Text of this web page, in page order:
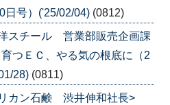
日号）('25/02/04) (0812)
スチール 営業部販売企画課
ＥＣ、やる気の根底に（2
28) (0811)
リカン石鹸 渋井伸和社長>